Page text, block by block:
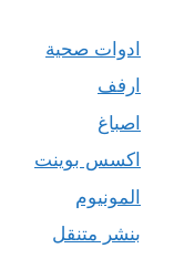
ادوات صحية
ارفف
اصباغ
اكسس بوينت
المونيوم
بنشر متنقل